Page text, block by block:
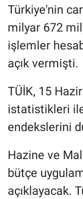
Türkiye'nin
milyar 672
işlemler
açık vermişti.
TÜİK, 15
istatistikleri
endekslerini
Hazine ve
bütçe
açıklayacak.